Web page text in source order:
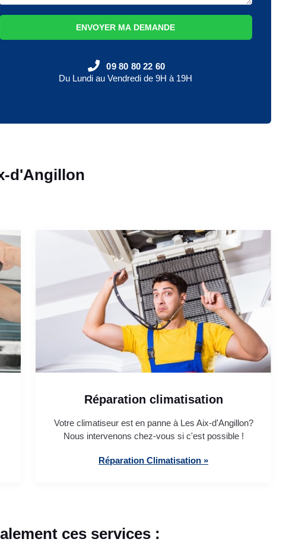
ENVOYER MA DEMANDE
09 80 80 22 60
Du Lundi au Vendredi de 9H à 19H
d'Angillon
Réparation climatisation
Votre climatiseur est en panne à Les Aix-d'Angillon?
Nous intervenons chez-vous si c'est possible !
Réparation Climatisation »
ces services :